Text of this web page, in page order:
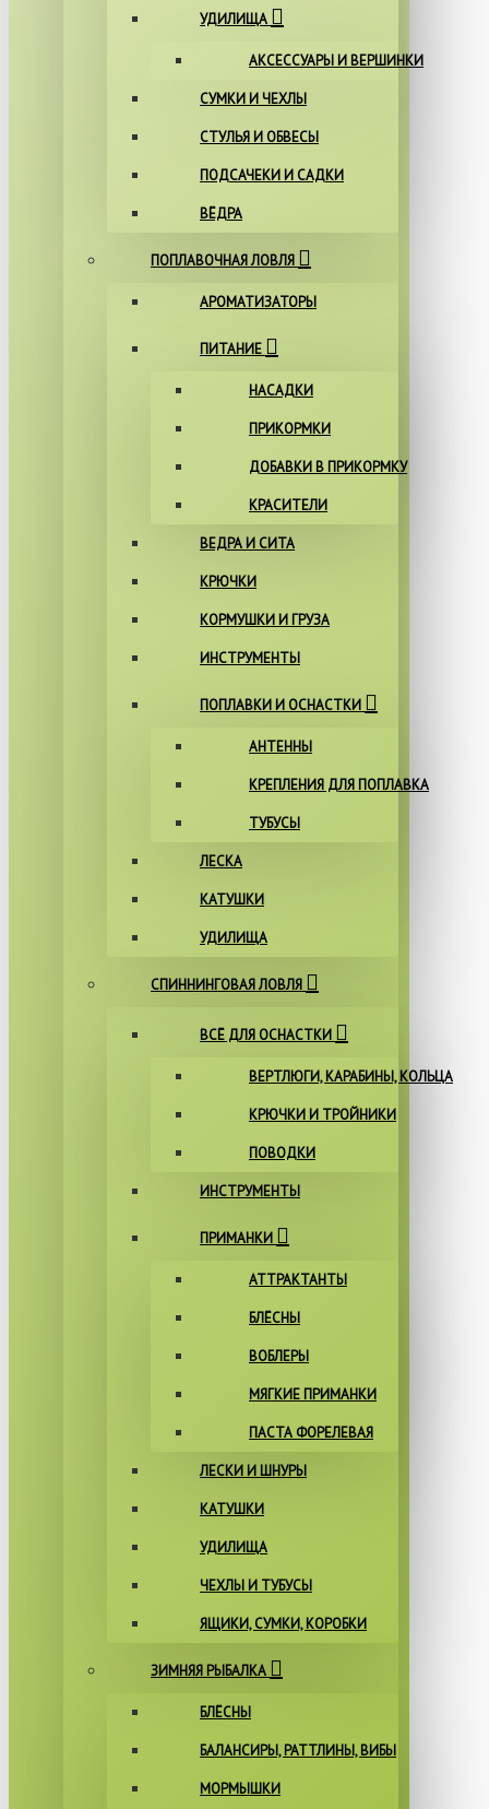
УДИЛИЩА
АКСЕССУАРЫ И ВЕРШИНКИ
СУМКИ И ЧЕХЛЫ
СТУЛЬЯ И ОБВЕСЫ
ПОДСАЧЕКИ И САДКИ
ВЁДРА
ПОПЛАВОЧНАЯ ЛОВЛЯ
АРОМАТИЗАТОРЫ
ПИТАНИЕ
НАСАДКИ
ПРИКОРМКИ
ДОБАВКИ В ПРИКОРМКУ
КРАСИТЕЛИ
ВЕДРА И СИТА
КРЮЧКИ
КОРМУШКИ И ГРУЗА
ИНСТРУМЕНТЫ
ПОПЛАВКИ И ОСНАСТКИ
АНТЕННЫ
КРЕПЛЕНИЯ ДЛЯ ПОПЛАВКА
ТУБУСЫ
ЛЕСКА
КАТУШКИ
УДИЛИЩА
СПИННИНГОВАЯ ЛОВЛЯ
ВСЁ ДЛЯ ОСНАСТКИ
ВЕРТЛЮГИ, КАРАБИНЫ, КОЛЬЦА
КРЮЧКИ И ТРОЙНИКИ
ПОВОДКИ
ИНСТРУМЕНТЫ
ПРИМАНКИ
АТТРАКТАНТЫ
БЛЁСНЫ
ВОБЛЕРЫ
МЯГКИЕ ПРИМАНКИ
ПАСТА ФОРЕЛЕВАЯ
ЛЕСКИ И ШНУРЫ
КАТУШКИ
УДИЛИЩА
ЧЕХЛЫ И ТУБУСЫ
ЯЩИКИ, СУМКИ, КОРОБКИ
ЗИМНЯЯ РЫБАЛКА
БЛЁСНЫ
БАЛАНСИРЫ, РАТТЛИНЫ, ВИБЫ
МОРМЫШКИ